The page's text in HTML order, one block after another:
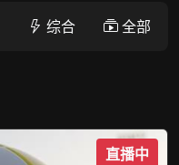
综合 全部
直播中